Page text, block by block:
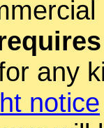
any
notice